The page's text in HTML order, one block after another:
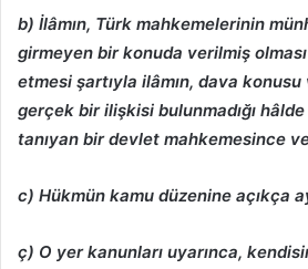
b) İlâmın, Türk mahkemelerinin
girmeyen bir konuda verilmiş
etmesi şartıyla ilâmın, dava
gerçek birilişkisi bulunmadığı
tanıyan bir devlet mahkemesince
c) Hükmün kamu düzenine açıkça
ç) O yer kanunları uyarınca,